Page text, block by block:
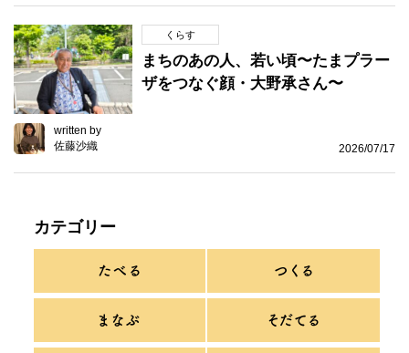
くらす
まちのあの人、若い頃〜たまプラー
ザをつなぐ顔・大野承さん〜
written by
佐藤沙織
2026/07/17
カテゴリー